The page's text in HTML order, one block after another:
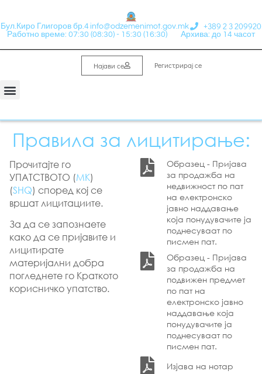
Бул.Киро Глигоров бр.4 info@odzemenimot.gov.mk +389 2 3 209920
Работно време: 07:30 (08:30) - 15:30 (16:30) Архива: до 14 часот
Најави се Регистрирај се
Правила за лицитирање:
Прочитајте го
УПАТСТВОТО (МК)
(SHQ) според кој се
вршат лицитациите.
За да се запознаете
како да се пријавите и
лицитирате
материјални добра
погледнете го Краткото
корисничко упатство.
Образец - Пријава
за продажба на
недвижност по пат
на електронско
јавно наддавање
која понудувачите ја
поднесуваат по
писмен пат.
Образец - Пријава
за продажба на
подвижен предмет
по пат на
електронско јавно
наддавање која
понудувачите ја
поднесуваат по
писмен пат.
Изјава на нотар